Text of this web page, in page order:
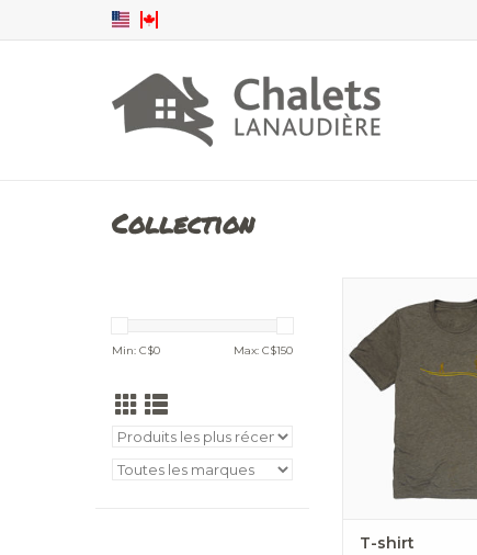
Collection
Min: C$0 Max: C$150
T-shirt